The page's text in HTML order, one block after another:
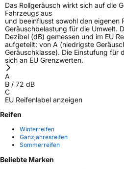
Das Rollgeräusch wirkt sich auf die
Fahrzeugs aus
und beeinflusst sowohl den eigenen
Geräuschbelastung für die Umwelt.
Dezibel (dB) gemessen und im EU
aufgeteilt: von A (niedrigste
Geräuschklasse). Die Einstufung für
sich an EU Grenzwerten.
A
B / 72 dB
C
EU Reifenlabel anzeigen
Reifen
Winterreifen
Ganzjahresreifen
Sommerreifen
Beliebte Marken